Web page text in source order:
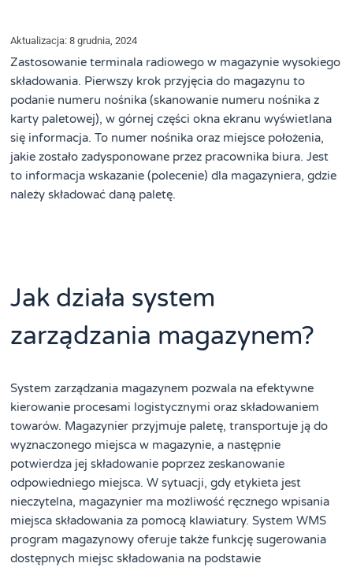
Aktualizacja: 8 grudnia, 2024
Zastosowanie terminala radiowego w magazynie wysokiego
składowania. Pierwszy krok przyjęcia do magazynu to
podanie numeru nośnika (skanowanie numeru nośnika z
karty paletowej), w górnej części okna ekranu wyświetlana
się informacja. To numer nośnika oraz miejsce położenia,
jakie zostało zadysponowane przez pracownika biura. Jest
to informacja wskazanie (polecenie) dla magazyniera, gdzie
należy składować daną paletę.
Jak działa system
zarządzania magazynem?
System zarządzania magazynem pozwala na efektywne
kierowanie procesami logistycznymi oraz składowaniem
towarów. Magazynier przyjmuje paletę, transportuje ją do
wyznaczonego miejsca w magazynie, a następnie
potwierdza jej składowanie poprzez zeskanowanie
odpowiedniego miejsca. W sytuacji, gdy etykieta jest
nieczytelna, magazynier ma możliwość ręcznego wpisania
miejsca składowania za pomocą klawiatury. System WMS
program magazynowy oferuje także funkcję sugerowania
dostępnych miejsc składowania na podstawie